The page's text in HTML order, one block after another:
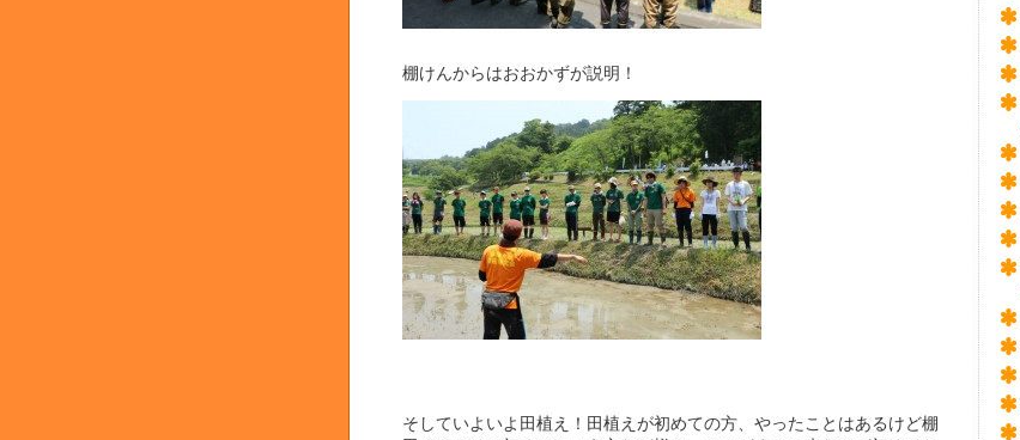
棚けんからはおおかずが説明！
そしていよいよ田植え！田植えが初めての方、やったことはあるけど棚